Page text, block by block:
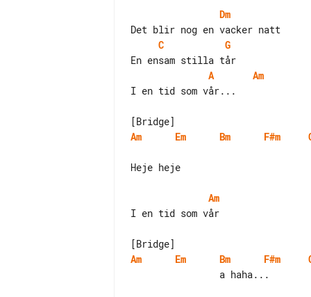
Dm
C
G
A
Am
I en tid som vår...
Am
Em Bm F#m
Heje heje
Am
I en tid som vår
Am
Em Bm F#m